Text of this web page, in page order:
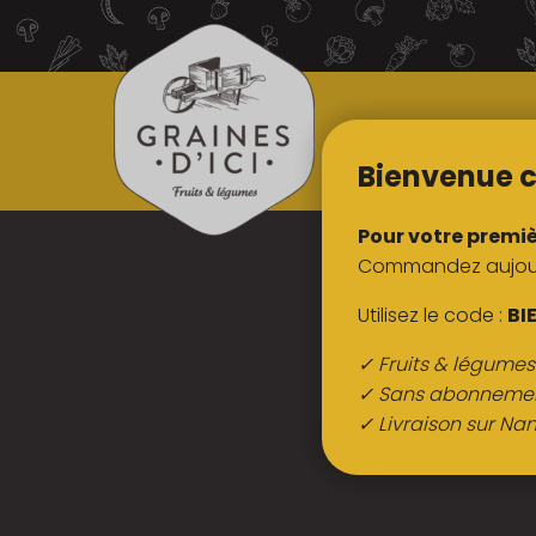
TOUS NOS
Bienvenue
Pour votre
Commandez
Utilisez le code :
✓ Fruits &
✓ Sans
✓ Livraison sur